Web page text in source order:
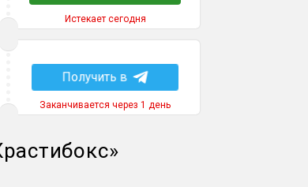
Истекает сегодня
Получить в
Заканчивается через 1 день
»